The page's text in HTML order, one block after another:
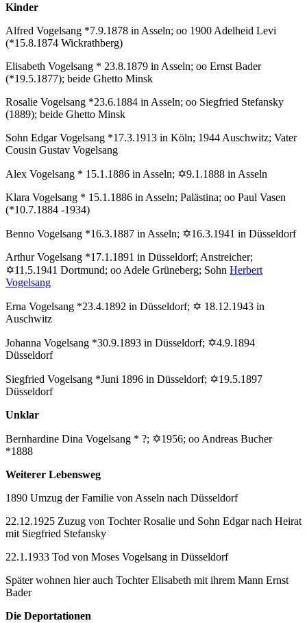
Kinder
Alfred Vogelsang *7.9.1878 in Asseln; oo 1900 Adelheid Levi
(*15.8.1874 Wickrathberg)
Elisabeth Vogelsang * 23.8.1879 in Asseln; oo Ernst Bader
(*19.5.1877); beide Ghetto Minsk
Rosalie Vogelsang *23.6.1884 in Asseln; oo Siegfried Stefansky
(1889); beide Ghetto Minsk
Sohn Edgar Vogelsang *17.3.1913 in Köln; 1944 Auschwitz; Vater
Cousin Gustav Vogelsang
Alex Vogelsang * 15.1.1886 in Asseln; ✡9.1.1888 in Asseln
Klara Vogelsang * 15.1.1886 in Asseln; Palästina; oo Paul Vasen
(*10.7.1884 -1934)
Benno Vogelsang *16.3.1887 in Asseln; ✡16.3.1941 in Düsseldorf
Arthur Vogelsang *17.1.1891 in Düsseldorf; Anstreicher;
✡11.5.1941 Dortmund; oo Adele Grüneberg; Sohn Herbert
Vogelsang
Erna Vogelsang *23.4.1892 in Düsseldorf; ✡ 18.12.1943 in
Auschwitz
Johanna Vogelsang *30.9.1893 in Düsseldorf; ✡4.9.1894
Düsseldorf
Siegfried Vogelsang *Juni 1896 in Düsseldorf; ✡19.5.1897
Düsseldorf
Unklar
Bernhardine Dina Vogelsang * ?; ✡1956; oo Andreas Bucher
*1888
Weiterer Lebensweg
1890 Umzug der Familie von Asseln nach Düsseldorf
22.12.1925 Zuzug von Tochter Rosalie und Sohn Edgar nach Heirat
mit Siegfried Stefansky
22.1.1933 Tod von Moses Vogelsang in Düsseldorf
Später wohnen hier auch Tochter Elisabeth mit ihrem Mann Ernst
Bader
Die Deportationen